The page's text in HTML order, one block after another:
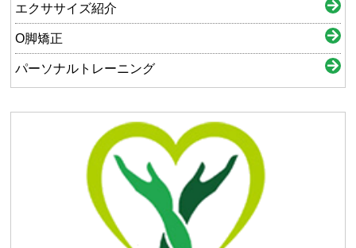
エクササイズ紹介
O脚矯正
パーソナルトレーニング